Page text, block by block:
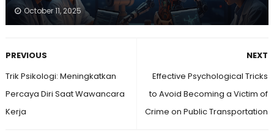
October 11, 2025
NEXT
Effective Psychological Tricks
to Avoid Becoming a Victim of
Crime on Public Transportation
PREVIOUS
Trik Psikologi: Meningkatkan
Percaya Diri Saat Wawancara
Kerja